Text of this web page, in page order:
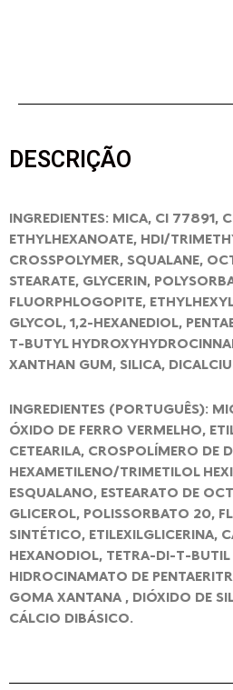
DESCRIÇÃO
INGREDIENTES: MICA, CI 77891,
ETHYLHEXANOATE, HDI/
CROSSPOLYMER, SQUALANE,
STEARATE, GLYCERIN,
FLUORPHLOGOPITE,
GLYCOL, 1,2-HEXANEDIOL,
T-BUTYL
XANTHAN GUM, SILICA,
INGREDIENTES (PORTUGUÊS):
ÓXIDO DE FERRO VERMELHO,
CETEARILA, CROSPOLÍMERO DE
HEXAMETILENO/TRIMETILOL
ESQUALANO, ESTEARATO DE
GLICEROL, POLISSORBATO 20,
SINTÉTICO, ETILEXILGLICERINA,
HEXANODIOL, TETRA-DI-T-BUTIL
HIDROCINAMATO DE
GOMA XANTANA , DIÓXIDO DE
CÁLCIO DIBÁSICO.